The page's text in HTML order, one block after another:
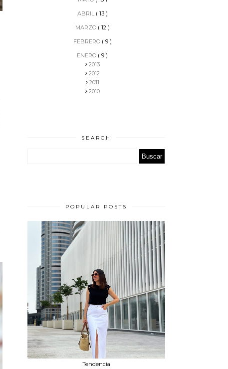
ABRIL ( 13 )
MARZO ( 12 )
FEBRERO ( 9 )
ENERO ( 9 )
2013
2012
2011
2010
SEARCH
POPULAR POSTS
Tendencia